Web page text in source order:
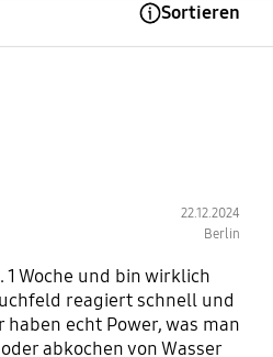
Sortieren
22.12.2024
Berlin
1 Woche und bin wirklich
reagiert schnell und
haben echt Power, was man
abkochen von Wasser